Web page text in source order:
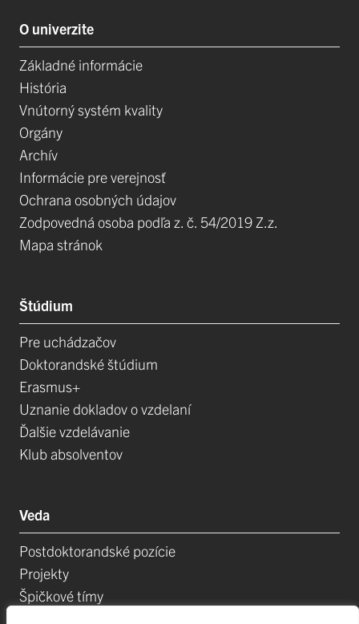
O univerzite
Základné informácie
História
Vnútorný systém kvality
Orgány
Archív
Informácie pre verejnosť
Ochrana osobných údajov
Zodpovedná osoba podľa z. č. 54/2019 Z.z.
Mapa stránok
Štúdium
Pre uchádzačov
Doktorandské štúdium
Erasmus+
Uznanie dokladov o vzdelaní
Ďalšie vzdelávanie
Klub absolventov
Veda
Postdoktorandské pozície
Projekty
Špičkové tímy